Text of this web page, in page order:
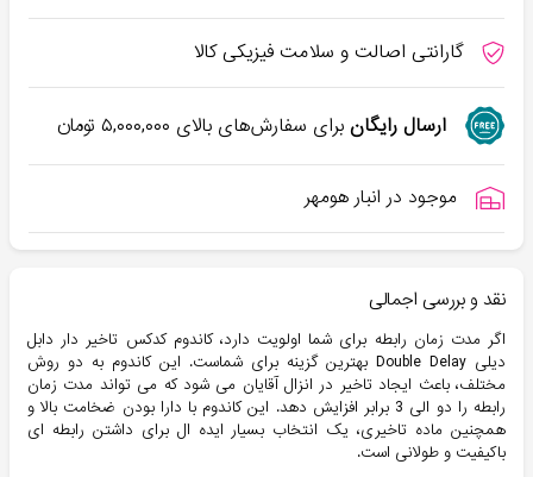
گارانتی اصالت و سلامت فیزیکی کالا
ارسال رایگانبرای سفارش‌های بالای ۵,۰۰۰,۰۰۰تومان
موجود در انبار هومهر
نقد و بررسی اجمالی
اگر مدت زمان رابطه برای شما اولویت دارد، کاندوم کدکس تاخیر دار دابل
دیلی Double Delay بهترین گزینه برای شماست. این کاندوم به دو روش
مختلف، باعث ایجاد تاخیر در انزال آقایان می شود که می تواند مدت زمان
رابطه را دو الی 3 برابر افزایش دهد. این کاندوم با دارا بودن ضخامت بالا و
همچنین ماده تاخیری، یک انتخاب بسیار ایده ال برای داشتن رابطه ای
باکیفیت و طولانی است.